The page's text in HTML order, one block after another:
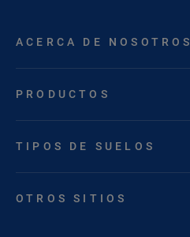
ACERCA DE NOSOTROS
PRODUCTOS
TIPOS DE SUELOS
OTROS SITIOS